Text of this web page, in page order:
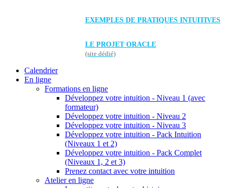
EXEMPLES DE PRATIQUES INTUITIVES
LE PROJET ORACLE
(site dédié)
Calendrier
En ligne
Formations en ligne
Développez votre intuition - Niveau 1 (avec
formateur)
Développez votre intuition - Niveau 2
Développez votre intuition - Niveau 3
Développez votre intuition - Pack Intuition
(Niveaux 1 et 2)
Développez votre intuition - Pack Complet
(Niveaux 1, 2 et 3)
Prenez contact avec votre intuition
Atelier en ligne